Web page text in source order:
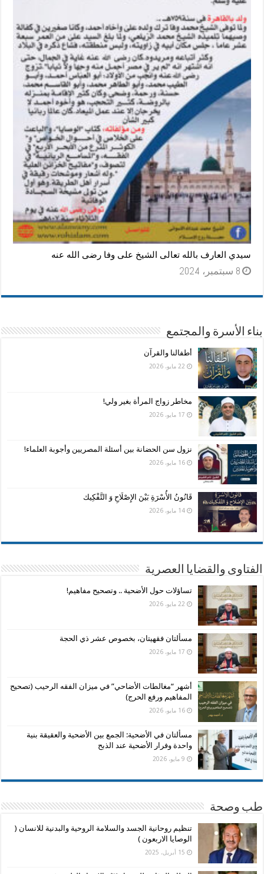
سيدي العارف بالله تعالى الشيخ على وفا رضى الله عنه
8 سبتمبر، 2024
بناء الأسرة والمجتمع
أطفالنا والقرآن
22 مايو، 2026
مخاطر زواج المرأة بغير ولي!
17 مايو، 2026
نزول سن الحضانة بين أسئلة المصريين وأجوبة العلماء!
16 مايو، 2026
قَانُونُ الأُسْرَةِ بَيْنَ الإِصْلَاحِ وَ التَّفْكِيك
14 مايو، 2026
الفتاوى والقضايا العصرية
تساؤلات حول الأضحية .. وتصحيح مفاهيم!
22 مايو، 2026
مسألتان فقهيتان، بخصوص عشر ذي الحجة
17 مايو، 2026
أشهر “مغالطات الأضاحي” في ميزان الفقه الرحيب (تصحيح
المفاهيم ورفع الحرج)
16 مايو، 2026
مسألتان في الأضحية: الجمع بين الأضحية والعقيقة بنية
واحدة وفرار الأضحية عند الذبح
9 مايو، 2026
طب وصحة
تنظيم روحانية الجسد والسلامة الروحية والبدنية للانسان (
الوصايا الاربعون )
15 أبريل، 2025